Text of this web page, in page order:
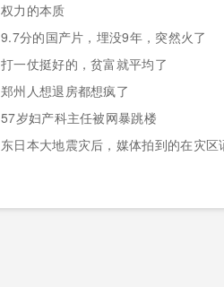
权力的本质
9.7分的国产片，埋没9年，突然火了
打一仗挺好的，贫富就平均了
郑州人想退房都想疯了
57岁妇产科主任被网暴跳楼
东日本大地震灾后，媒体拍到的在灾区